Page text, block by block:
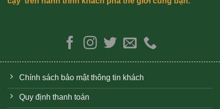
Chính sách bảo mật thông tin khách
Quy định thanh toán